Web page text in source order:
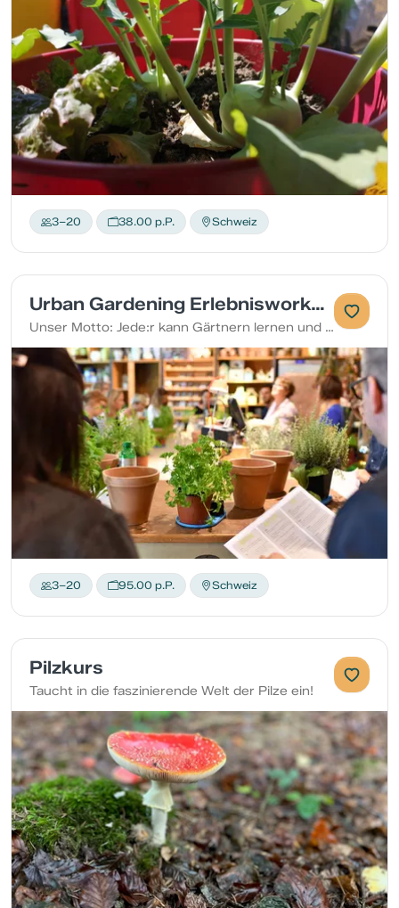
3–20 38.00 p.P. Schweiz
Urban Gardening Erlebnisworkshop
Unser Motto: Jede:r kann Gärtnern lernen und geniessen.
3–20 95.00 p.P. Schweiz
Pilzkurs
Taucht in die faszinierende Welt der Pilze ein!